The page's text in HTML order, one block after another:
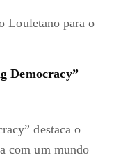
Louletano para o
Democracy”
destaca o
com um mundo